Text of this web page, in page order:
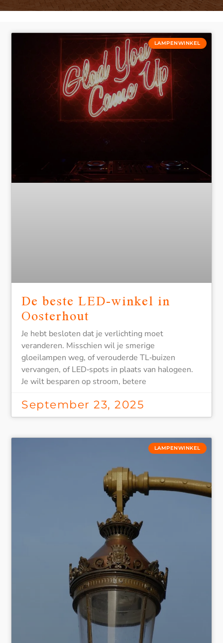
LAMPENWINKEL
De beste LED-winkel in
Oosterhout
Je hebt besloten dat je verlichting moet
veranderen. Misschien wil je smerige
gloeilampen weg, of verouderde TL‑buizen
vervangen, of LED‑spots in plaats van halogeen.
Je wilt besparen op stroom, betere
September 23, 2025
LAMPENWINKEL